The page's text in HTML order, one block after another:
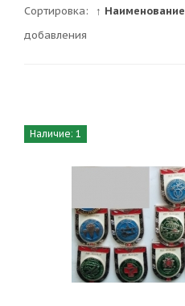
Сортировка: ↑ Наименование
добавления
Наличие: 1